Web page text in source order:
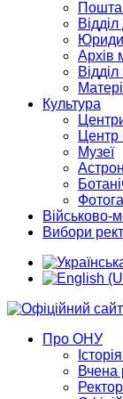
Архів
Культура
Центр
Музеї
Військово-
Вибори
Про ОНУ
Вчена